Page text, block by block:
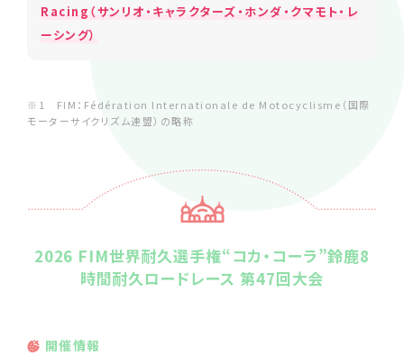
Racing（サンリオ・キャラクターズ・ホンダ・クマモト・レ
ーシング）
※1 FIM：Fédération Internationale de Motocyclisme（国際
モーターサイクリズム連盟）の略称
2026 FIM世界耐久選手権“コカ・コーラ”鈴鹿8
時間耐久ロードレース 第47回大会
開催情報